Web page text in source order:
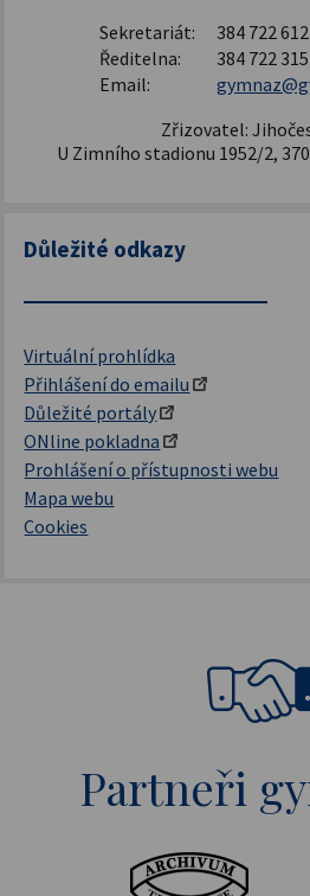
Sekretariát:
384 722 612
Ředitelna:
384 722 315
Email:
Zřizovatel:
U Zimního stadionu 1952/2,
Důležité odkazy
Virtuální prohlídka
Přihlášení do emailu
Důležité portály
ONline pokladna
Prohlášení o přístupnosti webu
Mapa webu
Cookies
Partneři